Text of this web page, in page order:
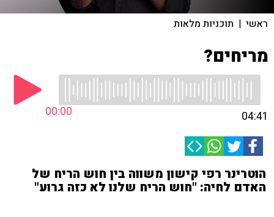
ראשי | תוכניות מלאות
מריחים?
00:00 04:41
הוטרינר רפי קישון משווה בין חוש הריח של
האדם לחיה: "חוש הריח שלנו לא כזה גרוע"